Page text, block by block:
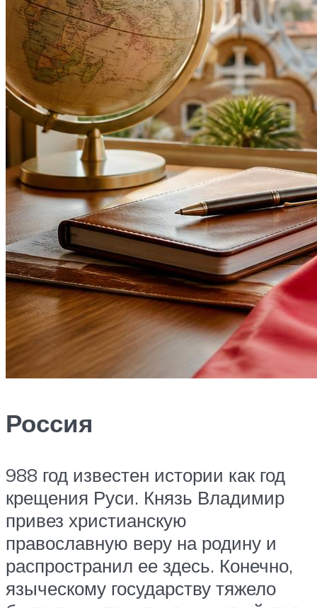
Россия
988 год известен истории как год
крещения Руси. Князь Владимир
привез христианскую
православную веру на родину и
распространил ее здесь. Конечно,
языческому государству тяжело